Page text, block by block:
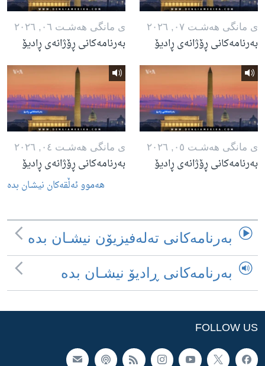
ی مانگی هه‌شـت ٠٧, ٢٠٢٦
بەرنامەکانی ڕۆژانەی ڕادیۆ
ی مانگی هه‌شـت ٠٦, ٢٠٢٦
بەرنامەکانی ڕۆژانەی ڕادیۆ
ی مانگی هه‌شـت ٠٥, ٢٠٢٦
بەرنامەکانی ڕۆژانەی ڕادیۆ
ی مانگی هه‌شـت ٠٤, ٢٠٢٦
بەرنامەکانی ڕۆژانەی ڕادیۆ
هه‌موو ئه‌ڵقه‌کان نیشـان بده‌
به‌رنامه‌کانی ته‌له‌فیزیۆن نیشـان بده‌
به‌رنامه‌کانی ڕادیۆ نیشـان بده‌
FOLLOW US